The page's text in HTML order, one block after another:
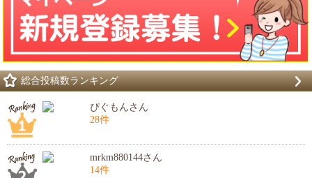
総合投稿数ランキング
ぴぐもんさん
28件
mrkm880144さん
14件